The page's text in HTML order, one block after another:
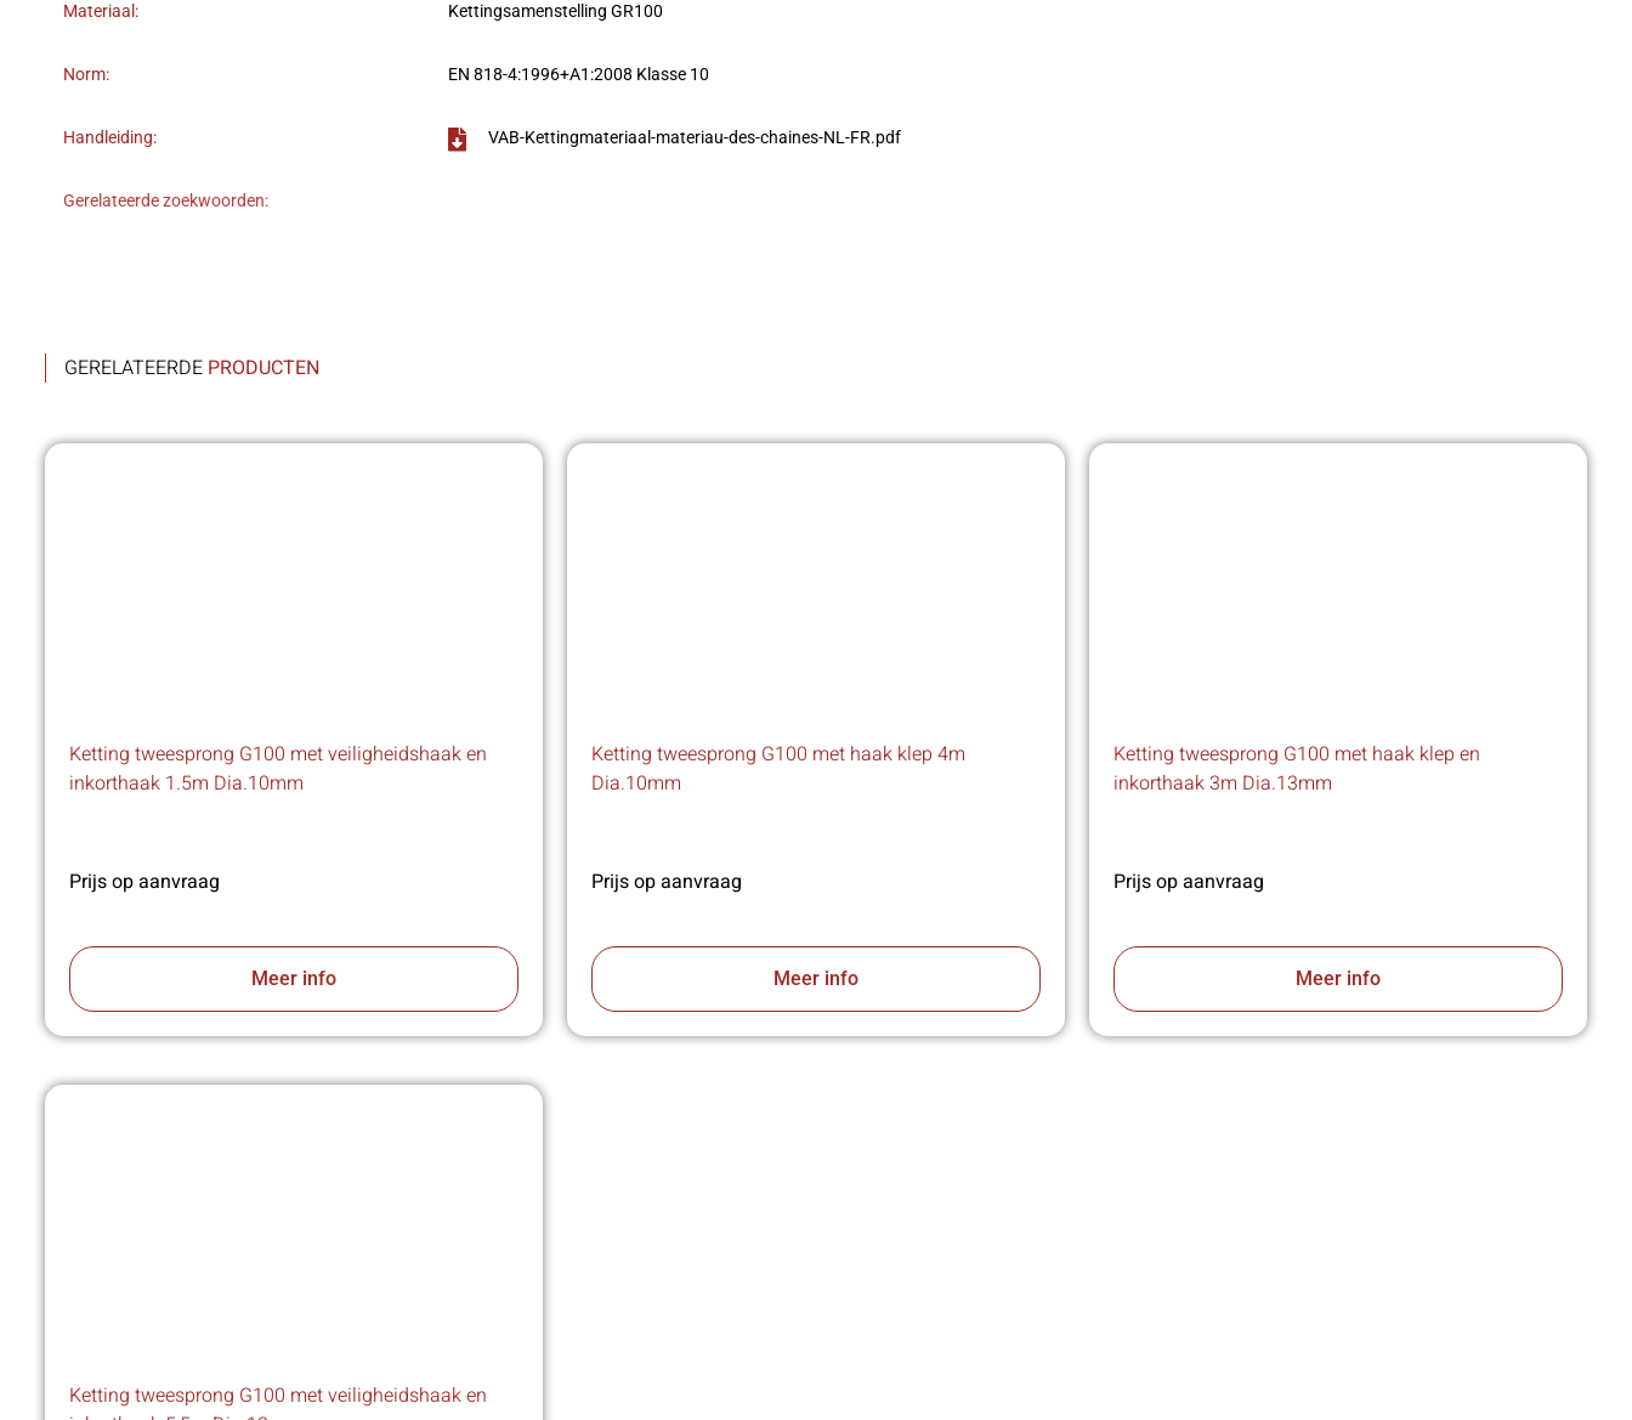
Materiaal: Kettingsamenstelling GR100
Norm: EN 818-4:1996+A1:2008 Klasse 10
Handleiding: VAB-Kettingmateriaal-materiau-des-chaines-NL-FR.pdf
Gerelateerde zoekwoorden:
GERELATEERDE PRODUCTEN
Ketting tweesprong G100 met veiligheidshaak en
inkorthaak 1.5m Dia.10mm
Prijs op aanvraag
Meer info
Ketting tweesprong G100 met haak klep 4m
Dia.10mm
Prijs op aanvraag
Meer info
Ketting tweesprong G100 met haak klep en
inkorthaak 3m Dia.13mm
Prijs op aanvraag
Meer info
Ketting tweesprong G100 met veiligheidshaak en